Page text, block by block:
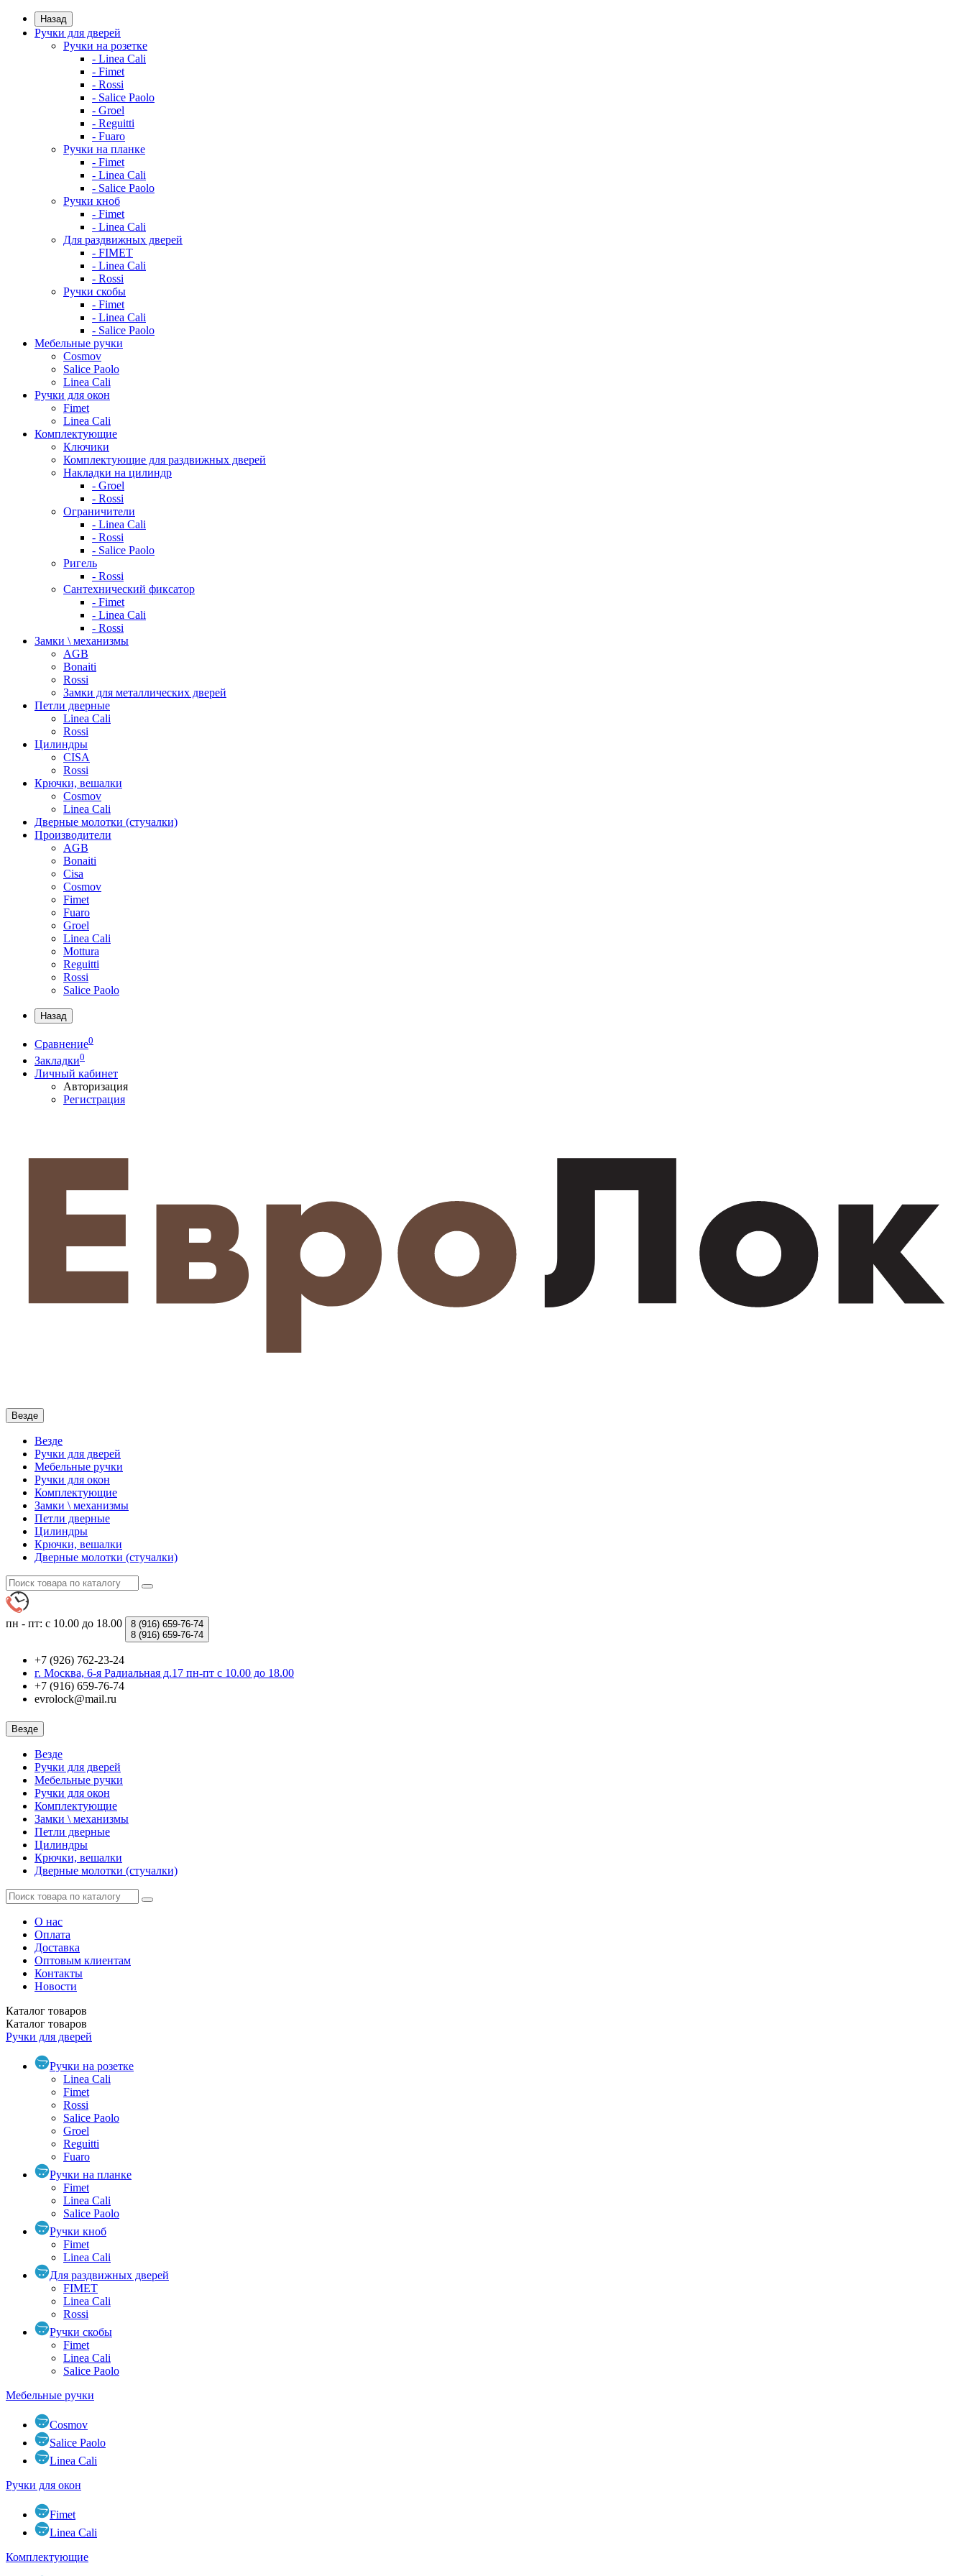
Назад
Ручки для дверей
Ручки на розетке
- Linea Cali
- Fimet
- Rossi
- Salice Paolo
- Groel
- Reguitti
- Fuaro
Ручки на планке
- Fimet
- Linea Cali
- Salice Paolo
Ручки кноб
- Fimet
- Linea Cali
Для раздвижных дверей
- FIMET
- Linea Cali
- Rossi
Ручки скобы
- Fimet
- Linea Cali
- Salice Paolo
Мебельные ручки
Cosmov
Salice Paolo
Linea Cali
Ручки для окон
Fimet
Linea Cali
Комплектующие
Ключики
Комплектующие для раздвижных дверей
Накладки на цилиндр
- Groel
- Rossi
Ограничители
- Linea Cali
- Rossi
- Salice Paolo
Ригель
- Rossi
Сантехнический фиксатор
- Fimet
- Linea Cali
- Rossi
Замки \ механизмы
AGB
Bonaiti
Rossi
Замки для металлических дверей
Петли дверные
Linea Cali
Rossi
Цилиндры
CISA
Rossi
Крючки, вешалки
Cosmov
Linea Cali
Дверные молотки (стучалки)
Производители
AGB
Bonaiti
Cisa
Cosmov
Fimet
Fuaro
Groel
Linea Cali
Mottura
Reguitti
Rossi
Salice Paolo
Назад
Сравнение0
Закладки0
Личный кабинет
Авторизация
Регистрация
Везде
Везде
Ручки для дверей
Мебельные ручки
Ручки для окон
Комплектующие
Замки \ механизмы
Петли дверные
Цилиндры
Крючки, вешалки
Дверные молотки (стучалки)
пн - пт: с 10.00 до 18.00 8 (916) 659-76-74
8 (916) 659-76-74
+7 (926) 762-23-24
г. Москва, 6-я Радиальная д.17 пн-пт с 10.00 до 18.00
+7 (916) 659-76-74
evrolock@mail.ru
Везде
Везде
Ручки для дверей
Мебельные ручки
Ручки для окон
Комплектующие
Замки \ механизмы
Петли дверные
Цилиндры
Крючки, вешалки
Дверные молотки (стучалки)
О нас
Оплата
Доставка
Оптовым клиентам
Контакты
Новости
Каталог товаров
Каталог товаров
Ручки для дверей
Ручки на розетке
Linea Cali
Fimet
Rossi
Salice Paolo
Groel
Reguitti
Fuaro
Ручки на планке
Fimet
Linea Cali
Salice Paolo
Ручки кноб
Fimet
Linea Cali
Для раздвижных дверей
FIMET
Linea Cali
Rossi
Ручки скобы
Fimet
Linea Cali
Salice Paolo
Мебельные ручки
Cosmov
Salice Paolo
Linea Cali
Ручки для окон
Fimet
Linea Cali
Комплектующие